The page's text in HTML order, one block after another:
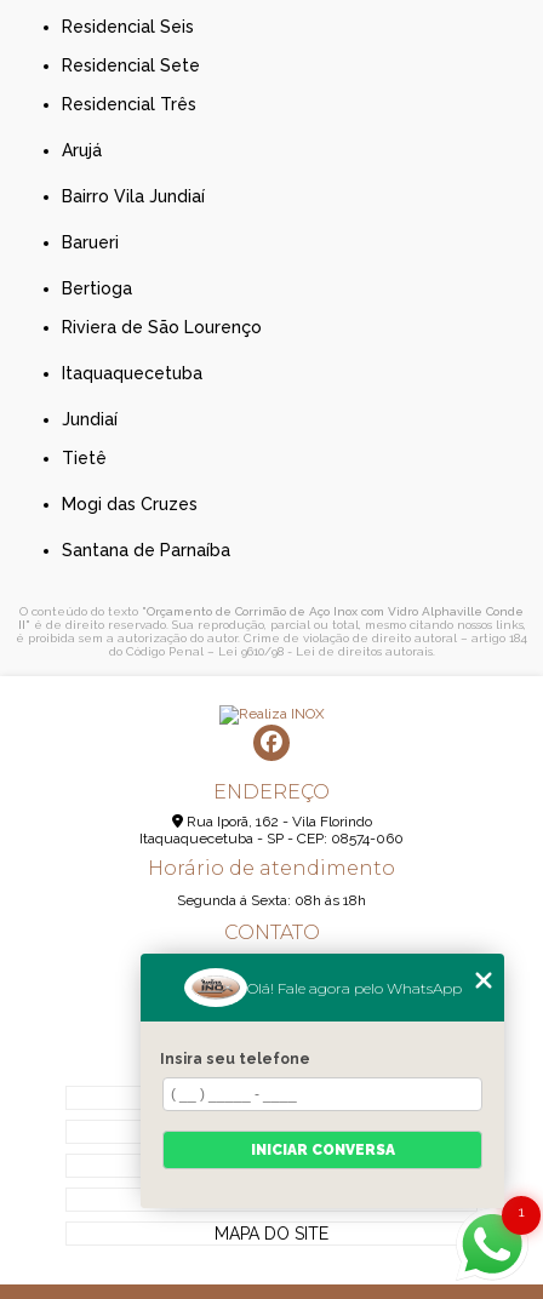
Residencial Seis
Residencial Sete
Residencial Três
Arujá
Bairro Vila Jundiaí
Barueri
Bertioga
Riviera de São Lourenço
Itaquaquecetuba
Jundiaí
Tietê
Mogi das Cruzes
Santana de Parnaíba
O conteúdo do texto "Orçamento de Corrimão de Aço Inox com Vidro Alphaville Conde
II" é de direito reservado. Sua reprodução, parcial ou total, mesmo citando nossos links,
é proibida sem a autorização do autor. Crime de violação de direito autoral – artigo 184
do Código Penal – Lei 9610/98 - Lei de direitos autorais.
ENDEREÇO
Rua Iporã, 162 - Vila Florindo
Itaquaquecetuba - SP - CEP: 08574-060
Horário de atendimento
Segunda á Sexta: 08h ás 18h
CONTATO
(11) 98189-1344
MENU
HOME
QUEM SOMOS
CONTATO
MAPA DO SITE
1
Olá! Fale agora pelo WhatsApp
Insira seu telefone
INICIAR CONVERSA